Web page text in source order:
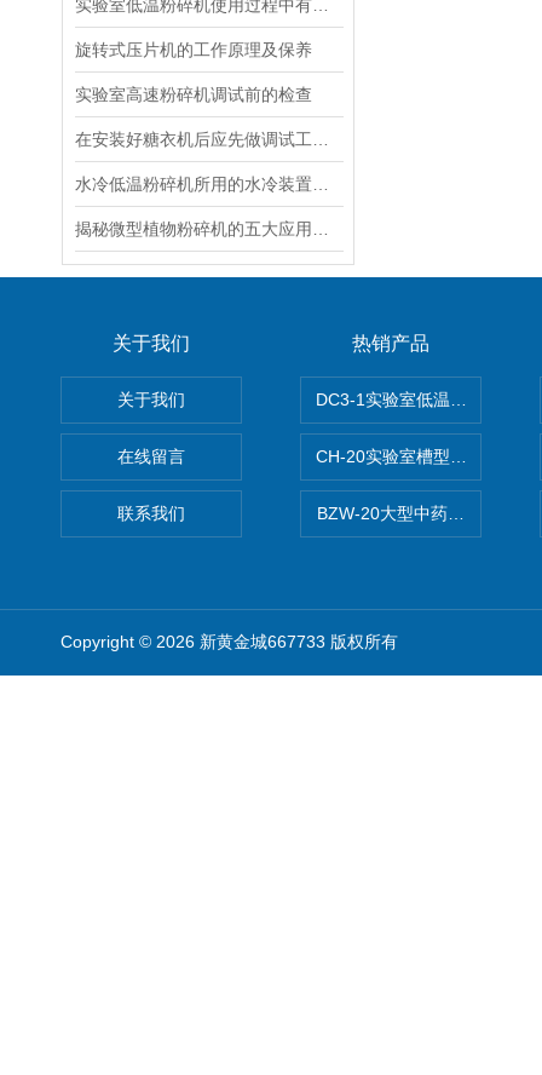
旋转式压片机的工作原理及保养
实验室高速粉碎机调试前的检查
关于我们
关于我们
在线留言
联系我们
热销产品
DC3-1实验室低温冷冻粉碎机
CH-20实验室槽型混合机
BZW-20大型中药全自动制丸
Copyright © 2026 新黄金城667733 版权所有